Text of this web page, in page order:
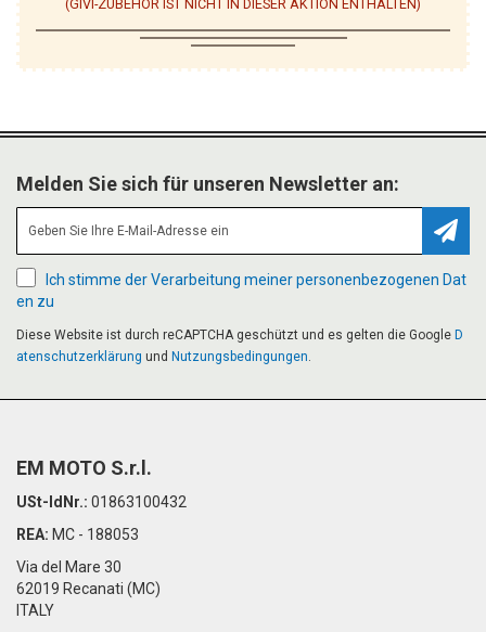
(GIVI-ZUBEHÖR IST NICHT IN DIESER AKTION ENTHALTEN)
Melden Sie sich für unseren Newsletter an:
Ich stimme der Verarbeitung meiner personenbezogenen Dat
en zu
Diese Website ist durch reCAPTCHA geschützt und es gelten die Google D
atenschutzerklärung und Nutzungsbedingungen.
EM MOTO S.r.l.
USt-IdNr.: 01863100432
REA: MC - 188053
Via del Mare 30
62019 Recanati (MC)
ITALY